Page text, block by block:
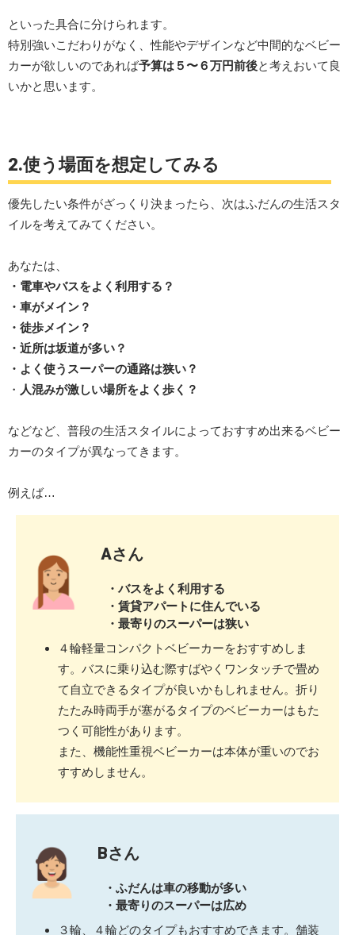
といった具合に分けられます。
特別強いこだわりがなく、性能やデザインなど中間的なベビー
カーが欲しいのであれば予算は５〜６万円前後と考えおいて良
いかと思います。
2.使う場面を想定 してみる
優先したい条件がざっくり決まったら、次はふだんの生活スタ
イルを考えてみてください。
あなたは、
・電車やバスをよく利用する？
・車がメイン？
・徒歩メイン？
・近所は坂道が多い？
・よく使うスーパーの通路は狭い？
・ 人混みが激しい場所をよく歩く？
などなど、普段の生活スタイルによっておすすめ出来るベビー
カーのタイプが異なってきます。
例えば…
Aさん
・バスをよく利用する
・賃貸アパートに住んでいる
・最寄りのスーパーは狭い
４輪軽量コンパクトベビーカーをおすすめしま
す。バスに乗り込む際すばやくワンタッチで畳め
て自立できるタイプが良いかもしれません。折り
たたみ時両手が塞がるタイプのベビーカーはもた
つく可能性があります。
また、機能性重視ベビーカーは本体が重いのでお
すすめしません。
Bさん
・ふだんは車の移動が多い
・最寄りのスーパーは広め
３輪、４輪どのタイプもおすすめできます。舗装